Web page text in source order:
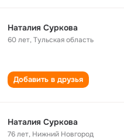
Наталия Суркова
60 лет,Тульская область
Добавить в друзья
Наталия Суркова
76 лет, Нижний Новгород